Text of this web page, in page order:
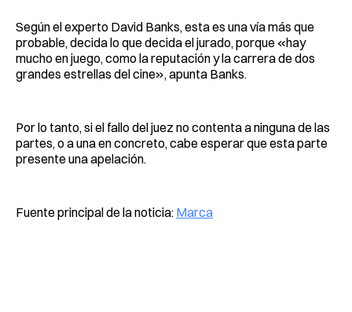
Según el experto David Banks, esta es una vía más que
probable, decida lo que decida el jurado, porque «hay
mucho en juego, como la reputación y la carrera de dos
grandes estrellas del cine», apunta Banks.
Por lo tanto, si el fallo del juez no contenta a ninguna de las
partes, o a una en concreto, cabe esperar que esta parte
presente una apelación.
Fuente principal de la noticia: Marca